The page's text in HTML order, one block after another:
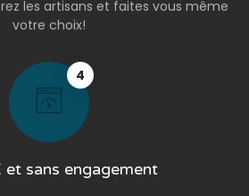
les artisans et faites vous même
votre choix!
4
et sans engagement